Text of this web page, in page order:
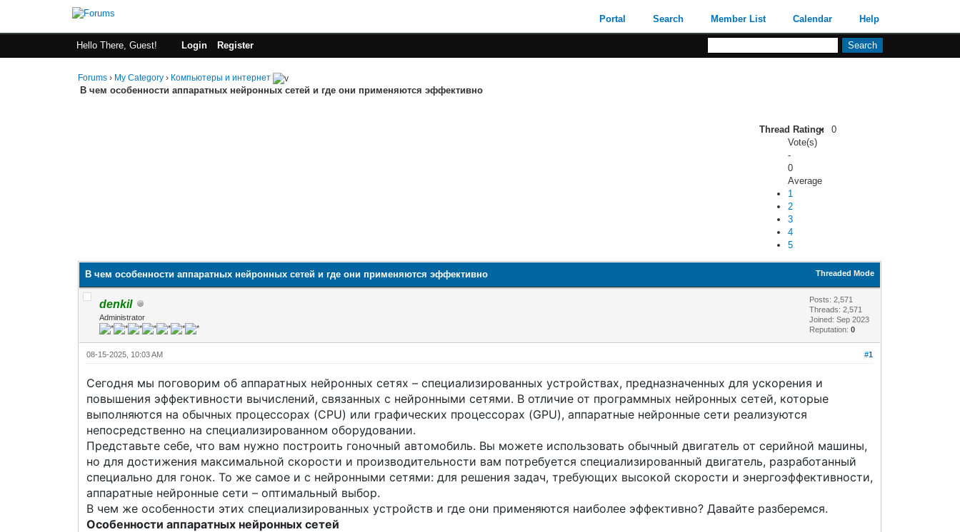
Portal Search Member List Calendar Help
Hello There, Guest! Login Register
Forums › My Category › Компьютеры и интернет
В чем особенности аппаратных нейронных сетей и где они применяются эффективно
Thread Rating:
0
Vote(s)
-
0
Average
1
2
3
4
5
Threaded Mode
В чем особенности аппаратных нейронных сетей и где они применяются эффективно
denkil
Administrator
Posts: 2,571
Threads: 2,571
Joined: Sep 2023
Reputation:0
#1
08-15-2025, 10:03 AM
Сегодня мы поговорим об аппаратных нейронных сетях – специализированных устройствах, предназначенных для ускорения и
повышения эффективности вычислений, связанных с нейронными сетями. В отличие от программных нейронных сетей, которые
выполняются на обычных процессорах (CPU) или графических процессорах (GPU), аппаратные нейронные сети реализуются
непосредственно на специализированном оборудовании.
Представьте себе, что вам нужно построить гоночный автомобиль. Вы можете использовать обычный двигатель от серийной машины,
но для достижения максимальной скорости и производительности вам потребуется специализированный двигатель, разработанный
специально для гонок. То же самое и с нейронными сетями: для решения задач, требующих высокой скорости и энергоэффективности,
аппаратные нейронные сети – оптимальный выбор.
В чем же особенности этих специализированных устройств и где они применяются наиболее эффективно? Давайте разберемся.
Особенности аппаратных нейронных сетей